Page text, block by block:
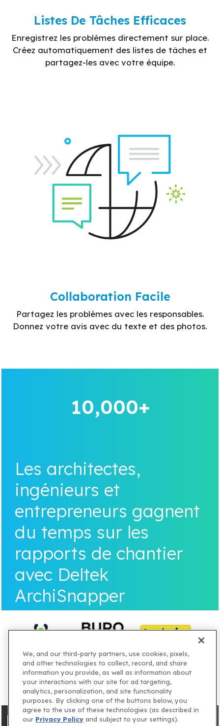
Listes De Tâches Efficaces
Enregistrez les problèmes directement sur place.
Créez automatiquement des listes de tâches et
partagez-les avec votre équipe.
Collaboration Facile
Partagez les problèmes avec les responsables.
Donnez votre avis avec du texte et des photos.
10,000+
Les architectes,
ingénieurs et
entrepreneurs gagnent
du temps sur les
rapports de chantier
avec Deltek
ArchiSnapper
We, and our third-party partners, use cookies, pixels,
and other technologies to collect, record, and share
information you provide, as well as information about
your interactions with our site for ad targeting,
analytics, personalization, and site functionality
purposes. By clicking one of the buttons below, you
agree to the use of these technologies (as described in
our Privacy Policy and subject to your settings).